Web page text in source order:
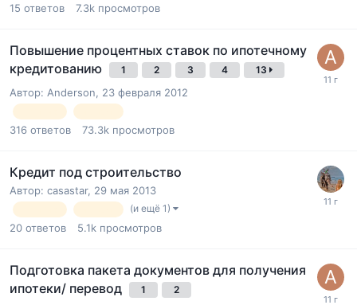
15 ответов 7.3k просмотров
Повышение процентных ставок по ипотечному
кредитованию
1 2 3 4 13
Автор: Anderson, 23 февраля 2012
316 ответов 73.3k просмотров
Кредит под строительство
Автор: casastar, 29 мая 2013
(и ещё 1)
20 ответов 5.1k просмотров
Подготовка пакета документов для получения
ипотеки/ перевод
1 2